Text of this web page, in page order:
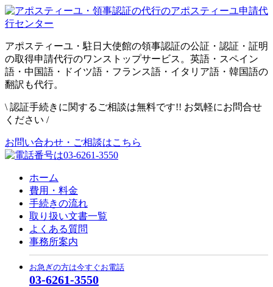
アポスティーユ・駐日大使館の領事認証の公証・認証・証明
の取得申請代行のワンストップサービス。英語・スペイン
語・中国語・ドイツ語・フランス語・イタリア語・韓国語の
翻訳も代行。
\ 認証手続きに関するご相談は無料です!! お気軽にお問合せ
ください /
お問い合わせ・ご相談はこちら
ホーム
費用・料金
手続きの流れ
取り扱い文書一覧
よくある質問
事務所案内
お急ぎの方は今すぐお電話
03-6261-3550